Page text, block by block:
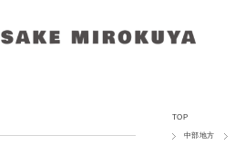
TOP
中部地方